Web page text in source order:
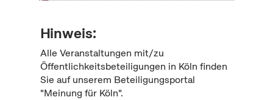
Hinweis:
Alle Veranstaltungen mit/zu
Öffentlichkeitsbeteiligungen in Köln finden
Sie auf unserem Beteiligungsportal
"Meinung für Köln".